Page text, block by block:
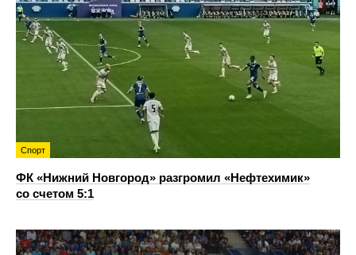
Спорт
ФК «Нижний Новгород» разгромил «Нефтехимик»
со счетом 5:1